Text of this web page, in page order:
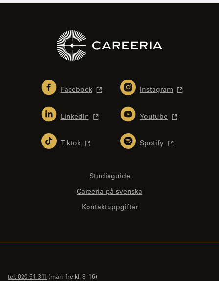
Facebook Instagram
LinkedIn Youtube
Tiktok Spotify
Studieguide
Careeria på svenska
Kontaktuppgifter
tel. 020 51 311 (mån–fre kl. 8–16)